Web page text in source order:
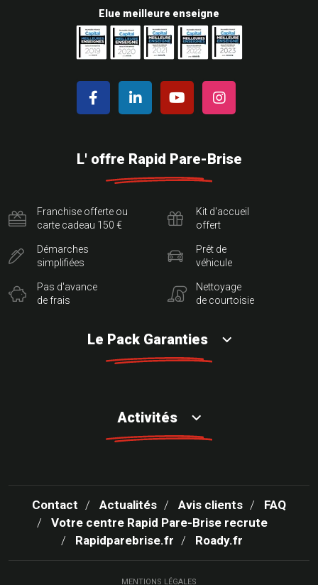
Elue meilleure enseigne
L' offre Rapid Pare-Brise
Franchise offerte ou
carte cadeau 150 €
Démarches
simplifiées
Pas d'avance
de frais
Kit d'accueil
offert
Prêt de
véhicule
Nettoyage
de courtoisie
Le Pack Garanties
Activités
Contact Actualités Avis clients
FAQ
Votre centre Rapid Pare-Brise recrute
Rapidparebrise.fr
Roady.fr
MENTIONS LÉGALES